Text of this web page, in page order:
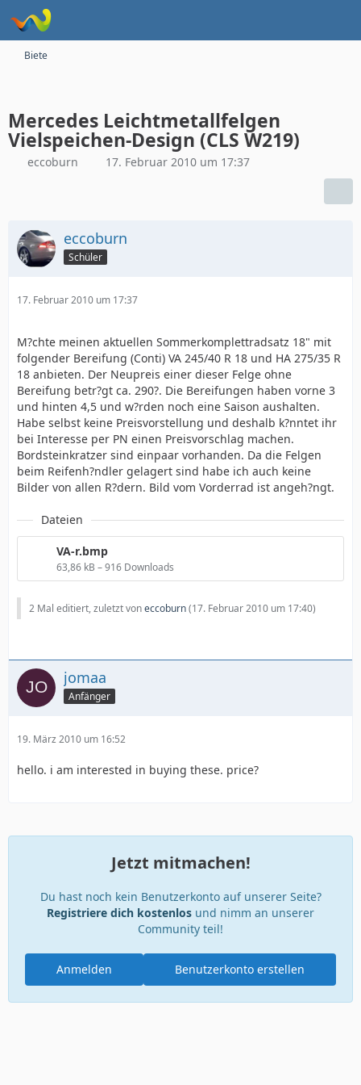
Biete
Mercedes Leichtmetallfelgen
Vielspeichen-Design (CLS W219)
eccoburn 17. Februar 2010 um 17:37
eccoburn
Schüler
17. Februar 2010 um 17:37
M?chte meinen aktuellen Sommerkomplettradsatz 18" mit
folgender Bereifung (Conti) VA 245/40 R 18 und HA 275/35 R
18 anbieten. Der Neupreis einer dieser Felge ohne
Bereifung betr?gt ca. 290?. Die Bereifungen haben vorne 3
und hinten 4,5 und w?rden noch eine Saison aushalten.
Habe selbst keine Preisvorstellung und deshalb k?nntet ihr
bei Interesse per PN einen Preisvorschlag machen.
Bordsteinkratzer sind einpaar vorhanden. Da die Felgen
beim Reifenh?ndler gelagert sind habe ich auch keine
Bilder von allen R?dern. Bild vom Vorderrad ist angeh?ngt.
Dateien
VA-r.bmp
63,86 kB – 916 Downloads
2 Mal editiert, zuletzt voneccoburn(17. Februar 2010 um 17:40)
jomaa
Anfänger
19. März 2010 um 16:52
hello. i am interested in buying these. price?
Jetzt mitmachen!
Du hast noch kein Benutzerkonto auf unserer Seite?
Registriere dich kostenlos und nimm an unserer
Community teil!
Benutzerkonto erstellen
Anmelden